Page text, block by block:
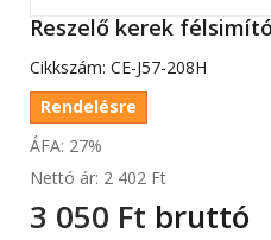
Reszelő kerek
Cikkszám: CE-J57-208H
Rendelésre
ÁFA: 27%
Nettó ár: 2 402 Ft‎
3 050 Ft‎ bruttó